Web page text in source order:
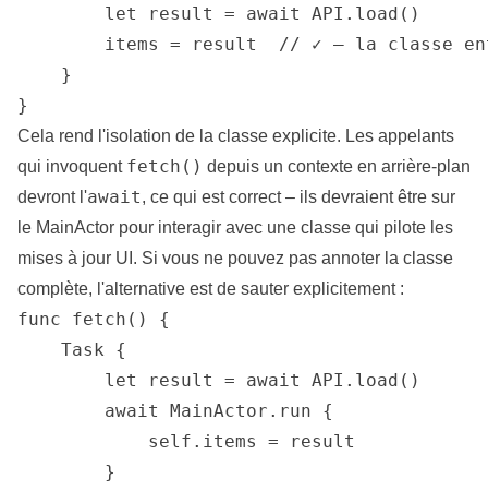
        let result = await API.load()
items = result  // ✓ — la classe
    }
}
Cela rend l'isolation de la classe explicite. Les appelants
qui invoquent fetch() depuis un contexte en arrière-plan
devront l'await, ce qui est correct – ils devraient être sur
le MainActor pour interagir avec une classe qui pilote les
mises à jour UI. Si vous ne pouvez pas annoter la classe
complète, l'alternative est de sauter explicitement :
func fetch() {
    Task {
        let result = await API.load()
        await MainActor.run {
            self.items = result
        }